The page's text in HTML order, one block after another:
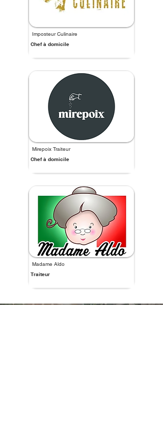
Imposteur Culinaire
Chef à domicile
Mirepoix Traiteur
Chef à domicile
Madame Aldo
Traiteur